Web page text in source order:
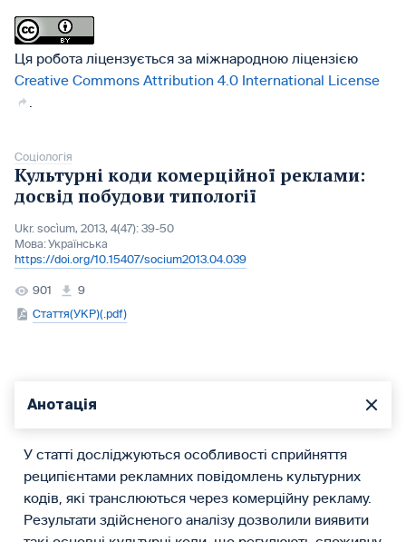
Ця робота ліцензується за міжнародною ліцензією
Creative Commons Attribution 4.0 International License
Соціологія
Культурні коди комерційної реклами:
досвід побудови типології
Ukr. socìum, 2013, 4(47): 39-50
Мова:Українська
https://doi.org/10.15407/socium2013.04.039
901
9
Стаття(УКР)(.pdf)
Анотація
У статті досліджуються особливості сприйняття
реципієнтами рекламних повідомлень культурних
кодів, які транслюються через комерційну рекламу.
Результати здійсненого аналізу дозволили виявити